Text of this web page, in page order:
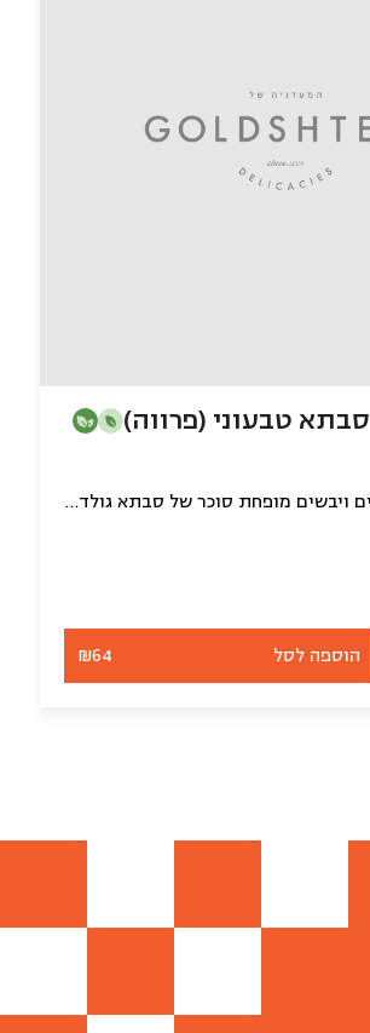
טבעוני (פרווה)
ליפטן פירוט טריעים ויבשים מופחת סוכר של סבתא גולדשטיין טבעוני (פרווה)
הוספה לסל ₪64